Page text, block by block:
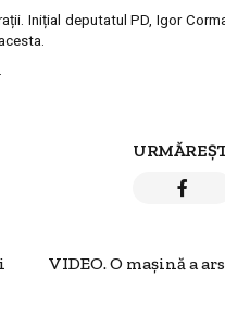
Inițial deputatul PD, Igor
VIDEO. O mașină a